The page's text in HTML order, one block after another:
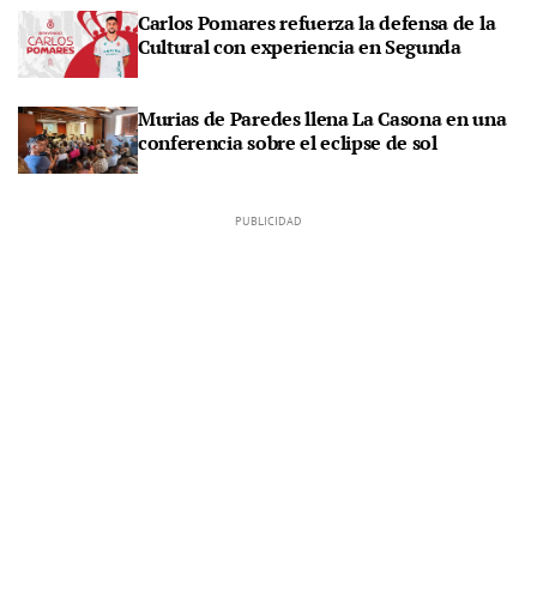
Carlos Pomares refuerza la defensa de la
Cultural con experiencia en Segunda
Murias de Paredes llena La Casona en una
conferencia sobre el eclipse de sol